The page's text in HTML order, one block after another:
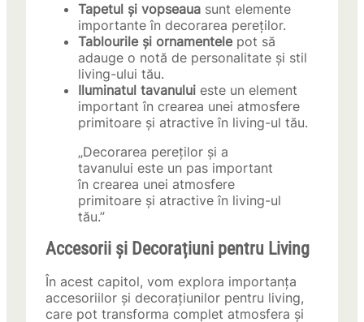
Tapetul și vopseaua sunt elemente
importante în decorarea pereților.
Tablourile și ornamentelepot să
adauge o notă de personalitate și stil
living-ului tău.
Iluminatul tavanului este un element
important în crearea unei atmosfere
primitoare și atractive în living-ul tău.
„Decorarea pereților și a
tavanului este un pas important
în crearea unei atmosfere
primitoare și atractive în living-ul
tău.”
Accesorii și Decorațiuni pentru Living
În acest capitol, vom explora importanța
accesoriilor și decorațiunilor pentru living,
care pot transforma complet atmosfera și